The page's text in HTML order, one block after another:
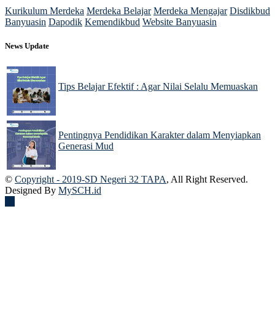
Kurikulum Merdeka Merdeka Belajar Merdeka Mengajar Disdikbud
Banyuasin Dapodik Kemendikbud Website Banyuasin
News Update
Tips Belajar Efektif : Agar Nilai Selalu Memuaskan
Pentingnya Pendidikan Karakter dalam Menyiapkan
Generasi Mud
© Copyright - 2019-SD Negeri 32 TAPA, All Right Reserved.
Designed By MySCH.id